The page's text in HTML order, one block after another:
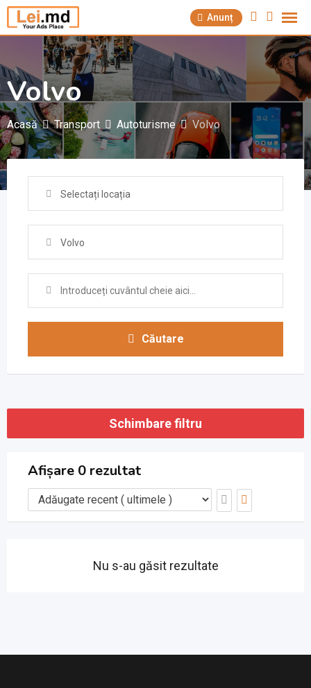
Săriți
la
Anunț
Volvo
Acasă Transport Autoturisme Volvo
Selectați locația
Volvo
Căutare
Schimbare filtru
Afișare 0 rezultat
Nu s-au găsit rezultate